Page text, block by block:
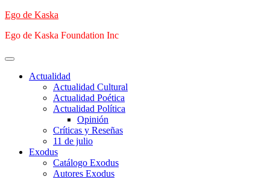
Saltar
contenido
Ego de Kaska
Ego de Kaska Foundation Inc
Menú
principalActualidad
Actualidad Cultural
Actualidad Poética
Actualidad Política
Opinión
Críticas y Reseñas
11 de julio
Exodus
Catálogo Exodus
Autores Exodus